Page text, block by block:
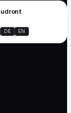
DE EN